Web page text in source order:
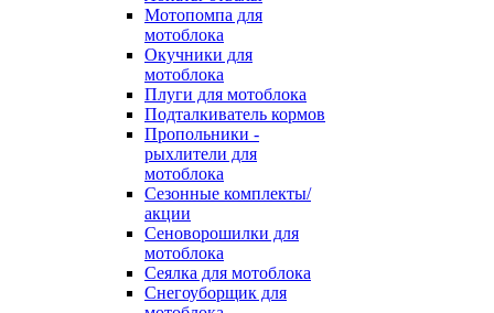
Мотопомпа для
мотоблока
Окучники для
мотоблока
Плуги для мотоблока
Подталкиватель кормов
Пропольники -
рыхлители для
мотоблока
Сезонные комплекты/
акции
Сеноворошилки для
мотоблока
Сеялка для мотоблока
Снегоуборщик для